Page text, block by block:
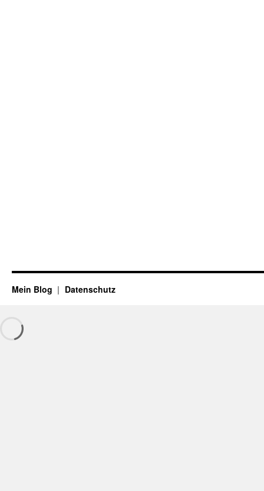
Mein Blog Datenschutz